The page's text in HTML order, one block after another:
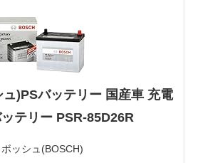
)PSバッテリー 国産車 充電
テリー PSR-85D26R
ボッシュ(BOSCH)